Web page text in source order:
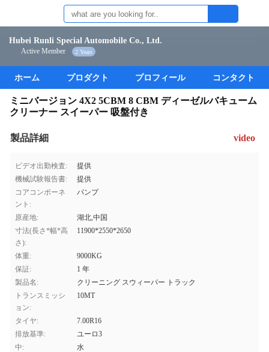
Hubei Runli Special Automobile Co., Ltd.
Active Member 2 Years
ホーム プロダクト プロフィール コンタクト
ミニバージョン 4X2 5CBM 8 CBM ディーゼルバキューム
クリーナー スイーパー 吸盤付き
製品詳細 video
ビデオ出勤検査:
提供
機械試験報告書:
提供
コアコンポーネ
ント:
パンプ
原産地:
湖北,中国
寸法(長さ*幅*高
さ):
11900*2550*2650
体重:
9000KG
保証:
1 年
製品名:
クリーニング スウィーパー トラック
トランスミッシ
ョン:
10MT
タイヤ:
7.00R16
排放基準:
ユーロ3
中:
水